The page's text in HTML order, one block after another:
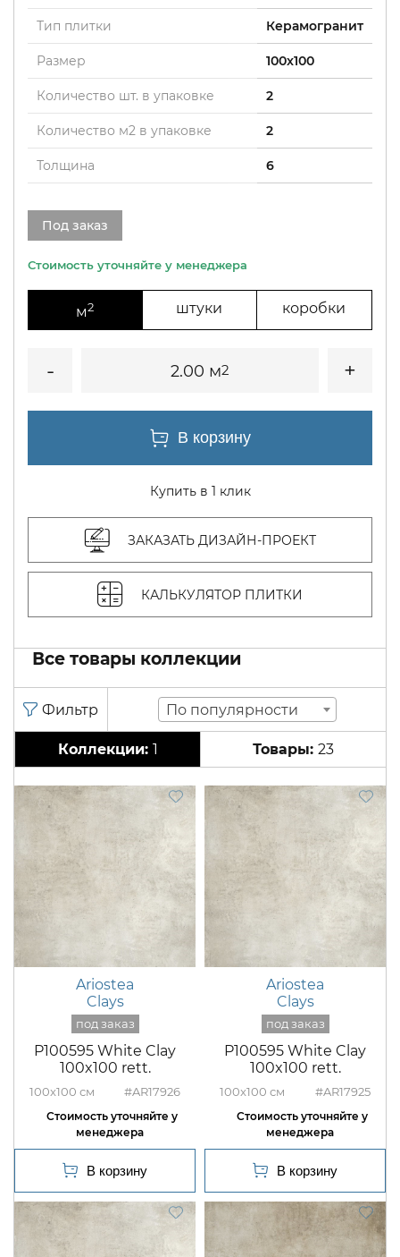
Тип плитки Керамогранит
Размер 100x100
Количество шт. в упаковке 2
Количество м2 в упаковке 2
Толщина 6
Под заказ
м2 штуки коробки
2.00 м2
Купить в 1 клик
ЗАКАЗАТЬ ДИЗАЙН-ПРОЕКТ
КАЛЬКУЛЯТОР ПЛИТКИ
Все товары коллекции
По популярности
1 23
Ariostea
Clays
P100595 White Clay
100x100 rett.
100x100 #AR17926
Ariostea
Clays
P100595 White Clay
100x100 rett.
100x100 #AR17925